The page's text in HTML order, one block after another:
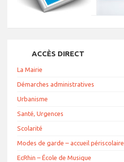
ACCÈS DIRECT
La Mairie
Démarches administratives
Urbanisme
Santé, Urgences
Scolarité
Modes de garde – accueil périscolaire
EcRhin – École de Musique